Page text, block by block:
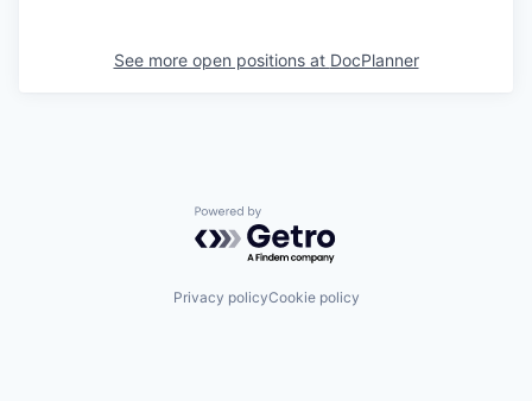
See more open positions at DocPlanner
Powered by Getro.com
Privacy policyCookie policy